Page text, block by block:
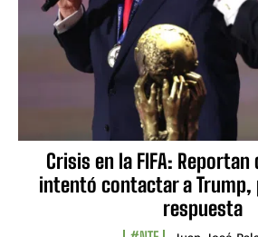
Crisis en la FIFA:
intentó contactar a Trump,
respuesta